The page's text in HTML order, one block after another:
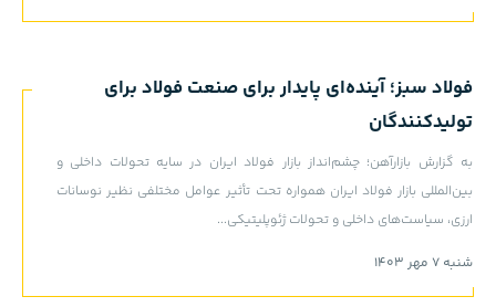
فولاد سبز؛ آینده‌ای پایدار برای صنعت فولاد برای
تولیدکنندگان
به گزارش بازارآهن؛ چشم‌انداز بازار فولاد ایران در سایه تحولات داخلی و
بین‌المللی بازار فولاد ایران همواره تحت تأثیر عوامل مختلفی نظیر نوسانات
ارزی، سیاست‌های داخلی و تحولات ژئوپلیتیکی...
شنبه 7 مهر 1403